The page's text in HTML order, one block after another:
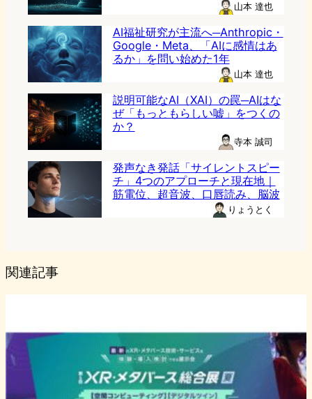
山本 達也
AI福祉研究が主流へ─Anthropic・
Google・Meta、「AIに感情はあ
るか」を問い始めた1年
山本 達也
説明可能なAI（XAI）の罠─AIはな
ぜ「もっともらしい嘘」をつくの
か？
寺本 誠司
発声なき発話「サイレントスピー
チ」4つのアプローチと現在地｜
筋電位、超音波、口唇読み、脳波
りょうとく
関連記事